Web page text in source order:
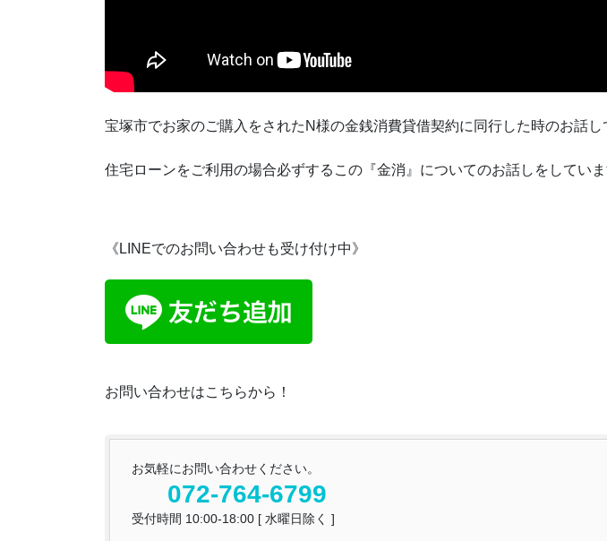
宝塚市でお家のご購入をされたN様の金銭消費貸借契約に同行した時のお話し
住宅ローンをご利用の場合必ずするこの『金消』についてのお話しをしていま
《LINEでのお問い合わせも受け付け中》
お問い合わせはこちらから！
お気軽にお問い合わせください。
072-764-6799
受付時間 10:00-18:00 [ 水曜日除く ]